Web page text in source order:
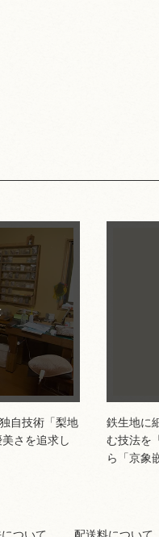
自技術「梨地
さを追求し
鉄生地に
む技法を
ら「京象